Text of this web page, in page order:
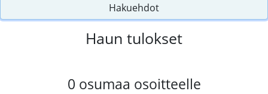
Hakuehdot
Haun tulokset
0 osumaa osoitteelle